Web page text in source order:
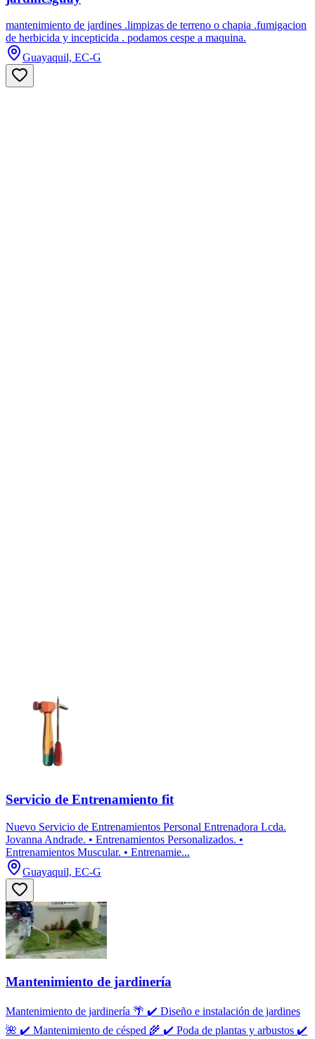
mantenimiento de jardines .limpizas de terreno o chapia .fumigacion
de herbicida y incepticida . podamos cespe a maquina.
Guayaquil, EC-G
Servicio de Entrenamiento fit
Nuevo Servicio de Entrenamientos Personal Entrenadora Lcda.
Jovanna Andrade. • Entrenamientos Personalizados. •
Entrenamientos Muscular. • Entrenamie...
Guayaquil, EC-G
Mantenimiento de jardinería
Mantenimiento de jardinería 🌴 ✔️ Diseño e instalación de jardines
🌺 ✔️ Mantenimiento de césped 🌾 ✔️ Poda de plantas y arbustos ✔️